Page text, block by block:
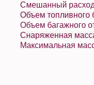
Смешанный